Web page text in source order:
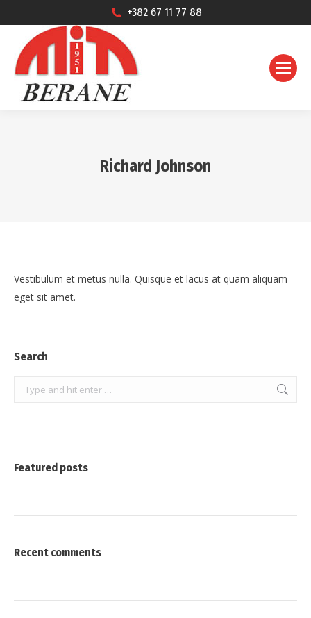
+382 67 11 77 88
Richard Johnson
Vestibulum et metus nulla. Quisque et lacus at quam aliquam
eget sit amet.
Search
Featured posts
Recent comments